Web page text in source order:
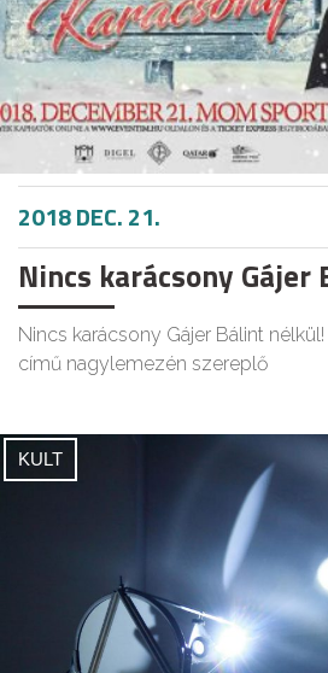
2018 DEC. 21.
Nincs karácsony
Nincs karácsony Gájer Bálint nélkül!
című nagylemezén szereplő
KULT